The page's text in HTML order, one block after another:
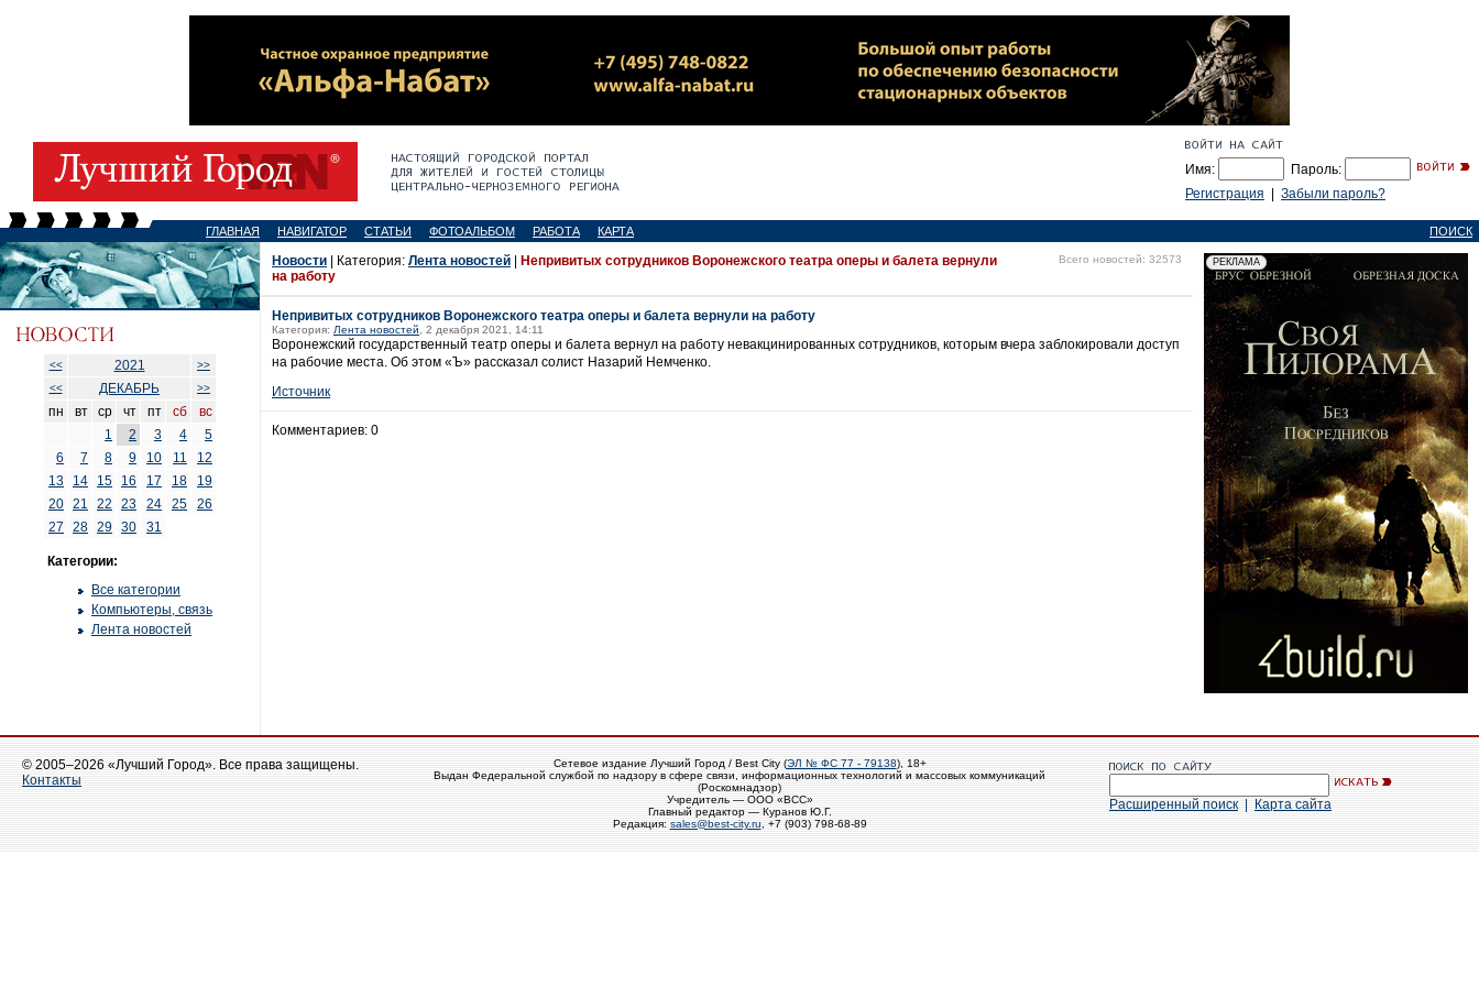
Имя:
Пароль:
Регистрация
Забыли пароль?
ГЛАВНАЯ НАВИГАТОР СТАТЬИ ФОТОАЛЬБОМ РАБОТА КАРТА ПОИСК
<< 2021
>>
<<
ДЕКАБРЬ >>
пн вт ср чт пт сб
вс
1
2 3 4
5
6
7 8 9 10 11
12
13
14 15 16 17 18
19
20 21 22 23 24 25
26
27
28 29 30 31
Категории:
Все категории
Компьютеры, связь
Лента новостей
Новости | Категория: Лента новостей
Непривитых сотрудников Воронежского театра оперы и балета вернули
на работу
Всего новостей: 32573
Непривитых сотрудников Воронежского театра оперы и балета вернули на работу
Категория: Лента новостей , 2 декабря 2021, 14:11
Воронежский государственный театр оперы и балета вернул на работу невакцинированных сотрудников, которым вчера заблокировали доступ
на рабочие места. Об этом «Ъ» рассказал солист Назарий Немченко.
Источник
Комментариев: 0
© 2005–2026 «Лучший Город». Все права защищены.
Контакты
Сетевое издание Лучший Город / Best City (ЭЛ № ФС 77 - 79138), 18+
Выдан Федеральной службой по надзору в сфере связи, информационных технологий и массовых коммуникаций
(Роскомнадзор)
Учредитель — ООО «ВСС»
Главный редактор — Куранов Ю.Г.
Редакция: sales@best-city.ru , +7 (903) 798-68-89
Расширенный поиск Карта сайта